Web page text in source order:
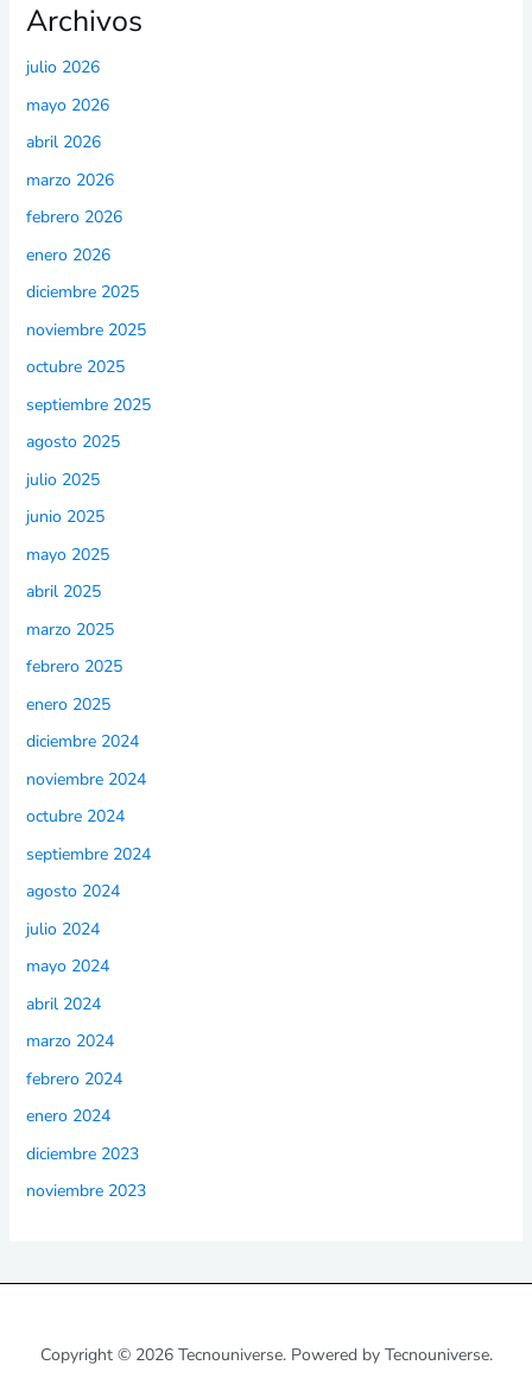
Archivos
julio 2026
mayo 2026
abril 2026
marzo 2026
febrero 2026
enero 2026
diciembre 2025
noviembre 2025
octubre 2025
septiembre 2025
agosto 2025
julio 2025
junio 2025
mayo 2025
abril 2025
marzo 2025
febrero 2025
enero 2025
diciembre 2024
noviembre 2024
octubre 2024
septiembre 2024
agosto 2024
julio 2024
mayo 2024
abril 2024
marzo 2024
febrero 2024
enero 2024
diciembre 2023
noviembre 2023
Copyright © 2026 Tecnouniverse. Powered by Tecnouniverse.